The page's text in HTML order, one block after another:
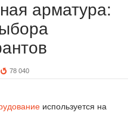
арматура:
78 040
используется на